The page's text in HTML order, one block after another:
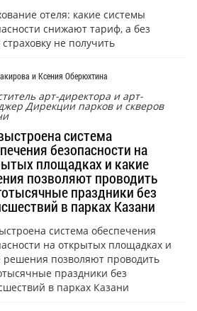
отеля: какие системы
снижают тариф, а без
страховку не получить
и Ксения Оберюхтина
арт-директора и арт-
Дирекции парков и скверов
система
безопасности на
площадках и какие
позволяют проводить
праздники без
в парках Казани
система обеспечения
на открытых площадках и
решения позволяют проводить
праздники без
в парках Казани